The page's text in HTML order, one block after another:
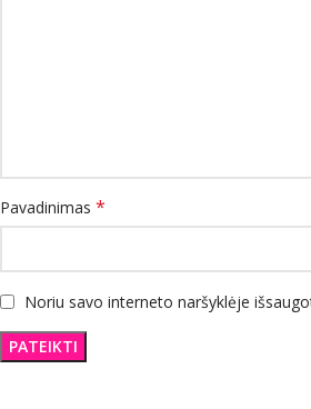
Pavadinimas *
Noriu savo interneto naršyklėje